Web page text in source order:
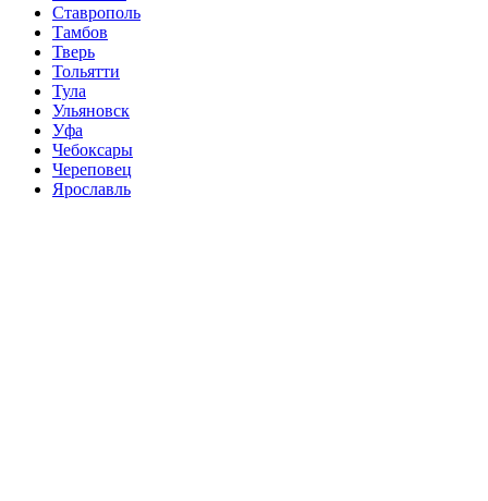
Ставрополь
Тамбов
Тверь
Тольятти
Тула
Ульяновск
Уфа
Чебоксары
Череповец
Ярославль